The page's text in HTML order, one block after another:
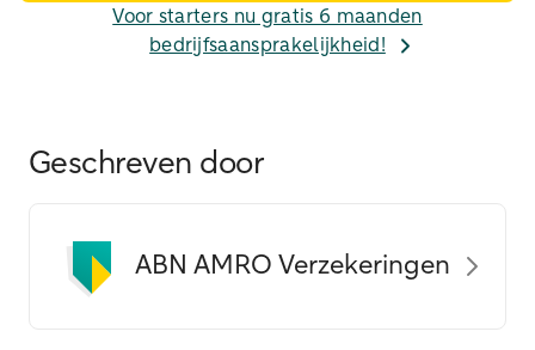
Voor starters nu gratis 6 maanden
bedrijfsaansprakelijkheid!
Geschreven door
ABN AMRO Verzekeringen